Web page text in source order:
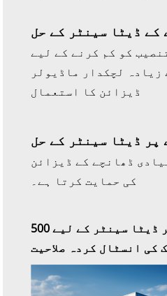
کے ڈیٹا سینٹر کے حل
کو کم کرنے کے لیے
لچکدار ماڈیولر
ڈیزائن کا استعمال
پر ڈیٹا سینٹر کے حل
ڈھانچے کے ڈیزائن
کی حمایت کرتا ہے۔
بڑے پیمانے پر ڈیٹا سینٹر کے لیے 500
کی انسٹال کردہ صلاحیت